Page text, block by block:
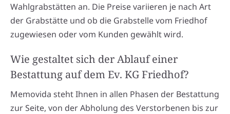
Wahlgrabstätten an. Die Preise variieren je nach Art
der Grabstätte und ob die Grabstelle vom Friedhof
zugewiesen oder vom Kunden gewählt wird.
Wie gestaltet sich der Ablauf einer
Bestattung auf dem Ev. KG Friedhof?
Memovida steht Ihnen in allen Phasen der Bestattung
zur Seite, von der Abholung des Verstorbenen bis zur